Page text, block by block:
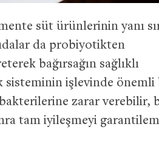
süt ürünlerinin yanı
da probiyotikten
bağırsağın sağlıklı
sisteminin işlevinde önemli
zarar verebilir,
tam iyileşmeyi